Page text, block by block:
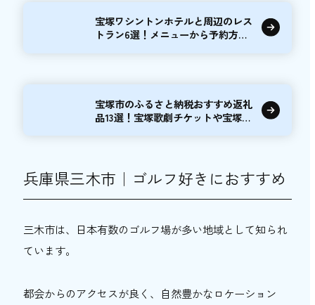
宝塚ワシントンホテルと周辺のレス
トラン6選！メニューから予約方法
宝塚市のふるさと納税おすすめ返礼
品13選！宝塚歌劇チケットや宝塚ホ
兵庫県三木市｜ゴルフ好きにおすすめ
三木市は、日本有数のゴルフ場が多い地域として知られ
ています。
都会からのアクセスが良く、自然豊かなロケーション